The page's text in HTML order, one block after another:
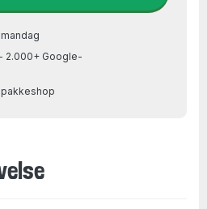
2.000+ Google-
pakkeshop